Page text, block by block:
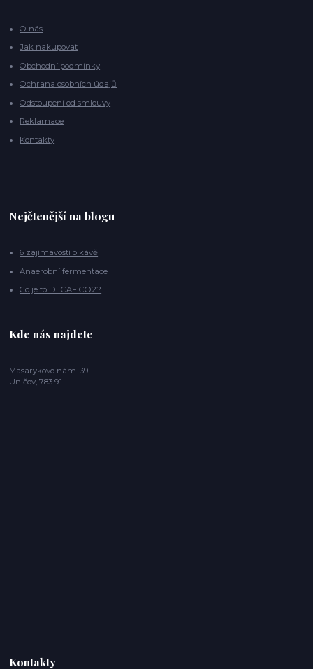
O nás
Jak nakupovat
Obchodní podmínky
Ochrana osobních údajů
Odstoupení od smlouvy
Reklamace
Kontakty
Nejčtenější na blogu
6 zajímavostí o kávě
Anaerobní fermentace
Co je to DECAF CO2?
Kde nás najdete
Masarykovo nám. 39
Uničov, 783 91
Kontakty